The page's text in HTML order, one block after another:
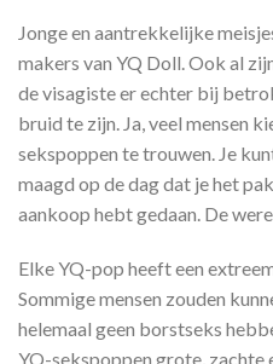
Jonge en aantrekkelijke
makers van YQ Doll. Ook al
de visagiste er echter bij
bruid te zijn. Ja, veel mensen
sekspoppen te trouwen. Je
maagd op de dag dat je het
aankoop hebt gedaan. De
Elke YQ-pop heeft een
Sommige mensen zouden
helemaal geen borstseks
YQ-sekspoppen grote,